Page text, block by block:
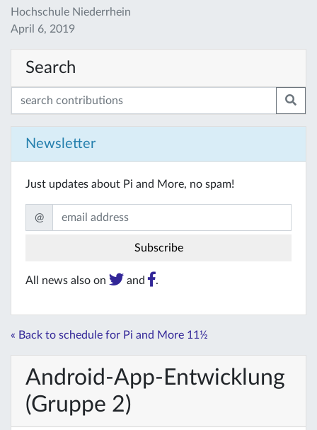
Hochschule Niederrhein
April 6, 2019
Search
Newsletter
Just updates about Pi and More, no spam!
@
All news also on and .
« Back to schedule for Pi and More 11½
Android-App-Entwicklung
(Gruppe 2)